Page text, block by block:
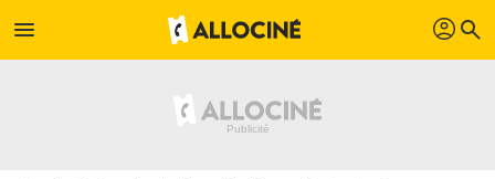
menu profil search